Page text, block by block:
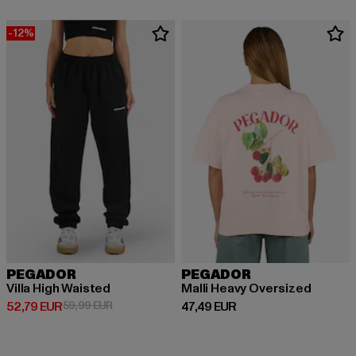
-12%
PEGADOR
Villa High Waisted
52,79 EUR
Derzeitiger Preis: 52,79 EUR
59,99 EURAktionspreis: 59,99 EUR
PEGADOR
Malli Heavy Oversized
47,49 EUR
Derzeitiger Preis: 47,49 EUR